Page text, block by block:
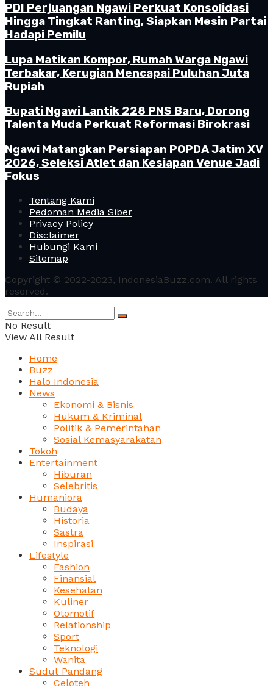
PDI Perjuangan Ngawi Perkuat Konsolidasi
Hingga Tingkat Ranting, Siapkan Mesin Partai
Hadapi Pemilu
Lupa Matikan Kompor, Rumah Warga Ngawi
Terbakar, Kerugian Mencapai Puluhan Juta
Rupiah
Bupati Ngawi Lantik 228 PNS Baru, Dorong
Talenta Muda Perkuat Reformasi Birokrasi
Ngawi Matangkan Persiapan POPDA Jatim XV
2026, Seleksi Atlet dan Kesiapan Venue Jadi
Fokus
Tentang Kami
Pedoman Media Siber
Privacy Policy
Disclaimer
Hubungi Kami
Sitemap
Copyright © 2022-2023, IndonesiaBuzz.com. All rights
reserved.
No Result
View All Result
Home
Buzz
Halo Indonesia
News
Ekonomi & Bisnis
Hukum & Kriminal
Politik & Pemerintahan
Sosial Kemasyarakatan
Tokoh
Entertainment
Hiburan
Selebritis
Humaniora
Budaya
Historia
Sastra
Inspirasi
Lifestyle
Fashion
Finansial
Kesehatan
Kuliner
Otomotif
Relationship
Sport
Teknologi
Wanita
Sudut Pandang
Celoteh